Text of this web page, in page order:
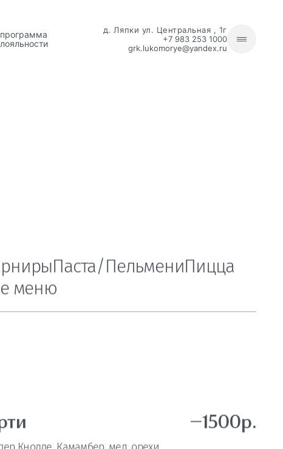
программа
лояльности
д. Ляпки ул. Центральная , 1г
+7 983 253 1000
grk.lukomorye@yandex.ru